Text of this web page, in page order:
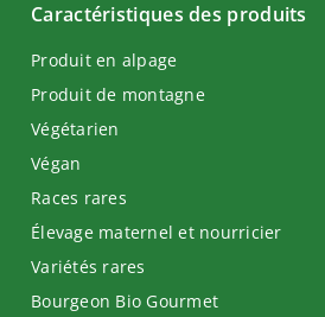
Caractéristiques des produits
Produit en alpage
Produit de montagne
Végétarien
Végan
Races rares
Élevage maternel et nourricier
Variétés rares
Bourgeon Bio Gourmet